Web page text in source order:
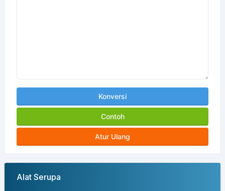
Konversi
Contoh
Atur Ulang
Alat Serupa